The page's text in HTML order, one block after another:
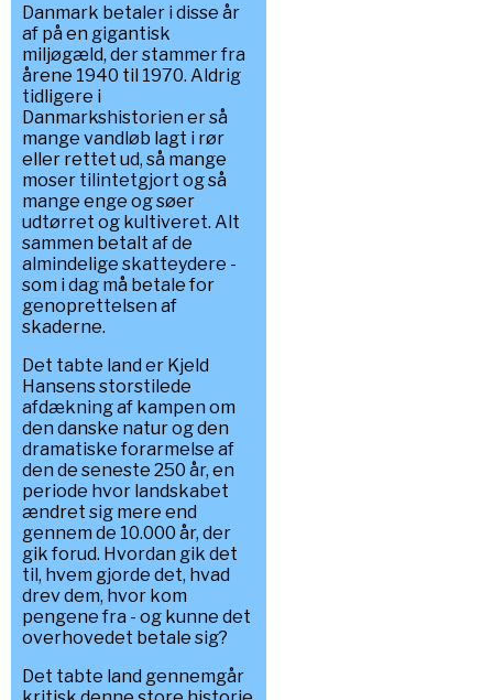
Danmark betaler i disse år
af på en gigantisk
miljøgæld, der stammer fra
årene 1940 til 1970. Aldrig
tidligere i
Danmarkshistorien er så
mange vandløb lagt i rør
eller rettet ud, så mange
moser tilintetgjort og så
mange enge og søer
udtørret og kultiveret. Alt
sammen betalt af de
almindelige skatteydere -
som i dag må betale for
genoprettelsen af
skaderne.
Det tabte land er Kjeld
Hansens storstilede
afdækning af kampen om
den danske natur og den
dramatiske forarmelse af
den de seneste 250 år, en
periode hvor landskabet
ændret sig mere end
gennem de 10.000 år, der
gik forud. Hvordan gik det
til, hvem gjorde det, hvad
drev dem, hvor kom
pengene fra - og kunne det
overhovedet betale sig?
Det tabte land gennemgår